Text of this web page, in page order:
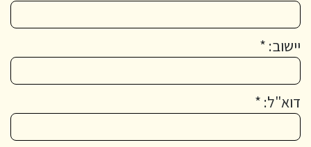
יישוב: *
דוא"ל: *